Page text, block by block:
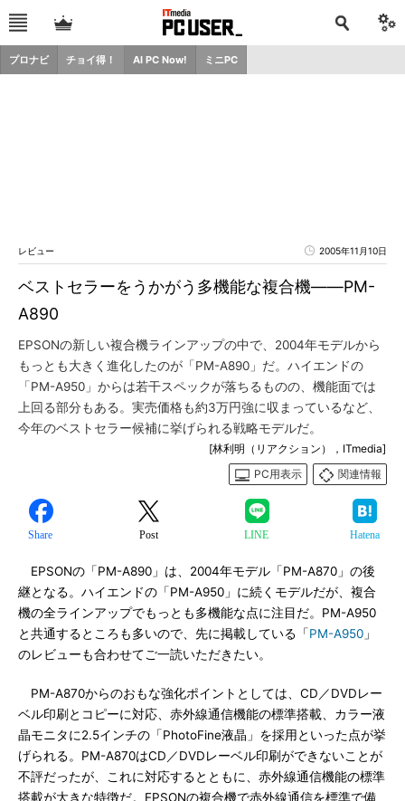
プロナビ チョイ得！ AI PC Now! ミニPC
レビュー 2005年11月10日
ベストセラーをうかがう多機能な複合機――PM-
A890
EPSONの新しい複合機ラインアップの中で、2004年モデルから
もっとも大きく進化したのが「PM-A890」だ。ハイエンドの
「PM-A950」からは若干スペックが落ちるものの、機能面では
上回る部分もある。実売価格も約3万円強に収まっているなど、
今年のベストセラー候補に挙げられる戦略モデルだ。
[林利明（リアクション），ITmedia]
PC用表示
関連情報
Share Post LINE Hatena
EPSONの「PM-A890」は、2004年モデル「PM-A870」の後
継となる。ハイエンドの「PM-A950」に続くモデルだが、複合
機の全ラインアップでもっとも多機能な点に注目だ。PM-A950
と共通するところも多いので、先に掲載している「PM-A950 」
のレビューも合わせてご一読いただきたい。
PM-A870からのおもな強化ポイントとしては、CD／DVDレー
ベル印刷とコピーに対応、赤外線通信機能の標準搭載、カラー液
晶モニタに2.5インチの「PhotoFine液晶」を採用といった点が挙
げられる。PM-A870はCD／DVDレーベル印刷ができないことが
不評だったが、これに対応するとともに、赤外線通信機能の標準
搭載が大きな特徴だ。EPSONの複合機で赤外線通信を標準で備